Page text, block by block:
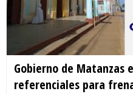
Gobierno de Matanzas
referenciales para